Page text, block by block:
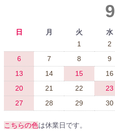
9
日 月 火 水
1
2
6
7 8 9
13
14 15 16
20
21 22 23
27
28 29 30
こちらの色は休業日です。